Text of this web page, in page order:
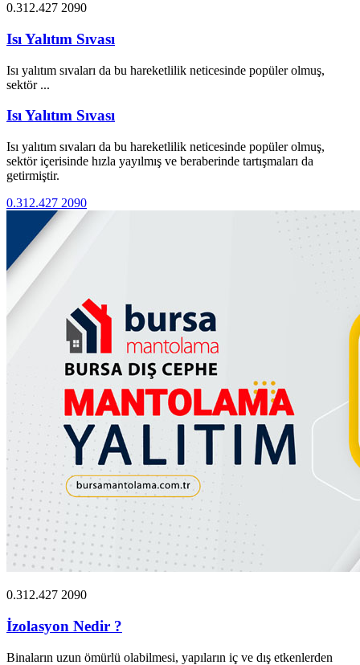
0.312.427 2090
Isı Yalıtım Sıvası
Isı yalıtım sıvaları da bu hareketlilik neticesinde popüler olmuş,
sektör ...
Isı Yalıtım Sıvası
Isı yalıtım sıvaları da bu hareketlilik neticesinde popüler olmuş,
sektör içerisinde hızla yayılmış ve beraberinde tartışmaları da
getirmiştir.
0.312.427 2090
0.312.427 2090
İzolasyon Nedir ?
Binaların uzun ömürlü olabilmesi, yapıların iç ve dış etkenlerden